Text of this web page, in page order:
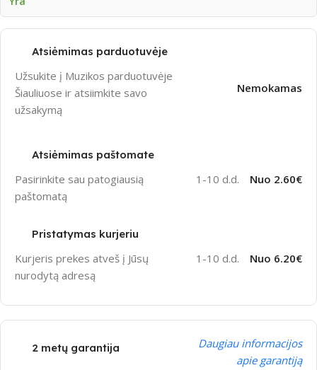
Atsiėmimas parduotuvėje
Užsukite į Muzikos parduotuvėje
Šiauliuose ir atsiimkite savo
užsakymą
Nemokamas
Atsiėmimas paštomate
Pasirinkite sau patogiausią
paštomatą
1-10 d.d. Nuo 2.60€
Pristatymas kurjeriu
Kurjeris prekes atveš į Jūsų
nurodytą adresą
1-10 d.d. Nuo 6.20€
2 metų garantija
Daugiau informacijos
apie garantiją